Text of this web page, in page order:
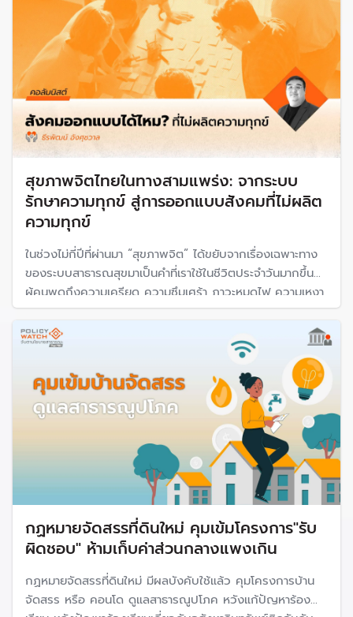
สุขภาพจิตไทยในทางสามแพร่ง: จากระบบ
รักษาความทุกข์ สู่การออกแบบสังคมที่ไม่ผลิต
ความทุกข์
ในช่วงไม่กี่ปีที่ผ่านมา “สุขภาพจิต” ได้ขยับจากเรื่องเฉพาะทาง
ของระบบสาธารณสุขมาเป็นคำที่เราใช้ในชีวิตประจำวันมากขึ้น
ผู้คนพูดถึงความเครียด ความซึมเศร้า ภาวะหมดไฟ ความเหงา
ความโดดเดี่ยว และการดูแลใจตนเองมากขึ้นกว่าเดิม
กฏหมายจัดสรรที่ดินใหม่ คุมเข้มโครงการ"รับ
ผิดชอบ" ห้ามเก็บค่าส่วนกลางแพงเกิน
กฏหมายจัดสรรที่ดินใหม่ มีผลบังคับใช้แล้ว คุมโครงการบ้าน
จัดสรร หรือ คอนโด ดูแลสาธารณูปโภค หวังแก้ปัญหาร้อง